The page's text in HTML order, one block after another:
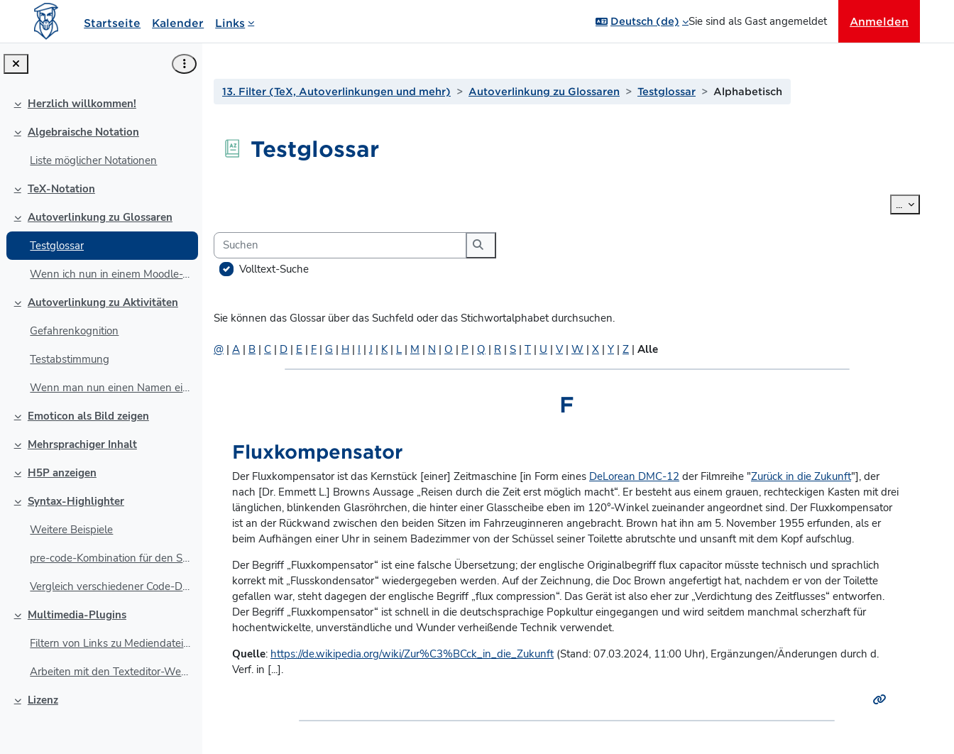
Zum Hauptinhalt
Startseite Kalender Links Deutsch ‎(de)‎ Sie sind als Gast angemeldet Anmelden
Einklappen
Herzlich willkommen!
Einklappen
Algebraische Notation
Liste möglicher Notationen
Einklappen
TeX-Notation
Einklappen
Autoverlinkung zu Glossaren
Testglossar
Wenn ich nun in einem Moodle-Text, z.B. diesem Tex...
Einklappen
Autoverlinkung zu Aktivitäten
Gefahrenkognition
Testabstimmung
Wenn man nun einen Namen einer Aktivität oder eine...
Einklappen
Emoticon als Bild zeigen
Einklappen
Mehrsprachiger Inhalt
Einklappen
H5P anzeigen
Einklappen
Syntax-Highlighter
Weitere Beispiele
pre-code-Kombination für den Syntax Highlighting-F...
Vergleich verschiedener Code-Darstellungen:
Einklappen
Multimedia-Plugins
Filtern von Links zu Mediendateien
Arbeiten mit den Texteditor-Werkzeugen
Einklappen
Lizenz
13. Filter (TeX, Autoverlinkungen und mehr) Autoverlinkung zu Glossaren Testglossar Alphabetisch
Testglossar
... Einträge
Suchen
Suchen
Volltext-Suche
Sie können das Glossar über das Suchfeld oder das Stichwortalphabet durchsuchen.
@ | A | B | C | D | E | F | G | H | I |J | K| L | M | N | O | P | Q | R | S | T | U | V| W | X | Y | Z | Alle
F
Fluxkompensator
Der Fluxkompensator ist das Kernstück [einer] Zeitmaschine [in Form eines DeLorean DMC-12 der Filmreihe "Zurück in die Zukunft"], der
nach [Dr. Emmett L.] Browns Aussage „Reisen durch die Zeit erst möglich macht“. Er besteht aus einem grauen, rechteckigen Kasten mit drei
länglichen, blinkenden Glasröhrchen, die hinter einer Glasscheibe eben im 120°-Winkel zueinander angeordnet sind. Der Fluxkompensator
ist an der Rückwand zwischen den beiden Sitzen im Fahrzeuginneren angebracht. Brown hat ihn am 5. November 1955 erfunden, als er
beim Aufhängen einer Uhr in seinem Badezimmer von der Schüssel seiner Toilette abrutschte und unsanft mit dem Kopf aufschlug.
Der Begriff „Fluxkompensator“ ist eine falsche Übersetzung; der englische Originalbegriff flux capacitor müsste technisch und sprachlich
korrekt mit „Flusskondensator“ wiedergegeben werden. Auf der Zeichnung, die Doc Brown angefertigt hat, nachdem er von der Toilette
gefallen war, steht dagegen der englische Begriff „flux compression“. Das Gerät ist also eher zur „Verdichtung des Zeitflusses“ entworfen.
Der Begriff „Fluxkompensator“ ist schnell in die deutschsprachige Popkultur eingegangen und wird seitdem manchmal scherzhaft für
hochentwickelte, unverständliche und Wunder verheißende Technik verwendet.
Quelle: https://de.wikipedia.org/wiki/Zur%C3%BCck_in_die_Zukunft(Stand: 07.03.2024, 11:00 Uhr), Ergänzungen/Änderungen durch d.
Verf. in [...].